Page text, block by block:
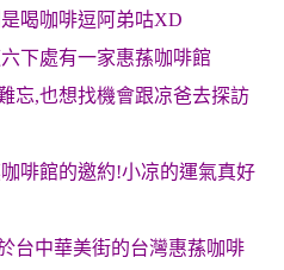
喝咖啡逗阿弟咕XD
下處有一家惠蓀咖啡館
忘,也想找機會跟凉爸去探訪
啡館的邀約!小凉的運氣真好
台中華美街的台灣惠蓀咖啡